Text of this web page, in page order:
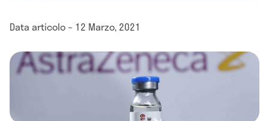
Data articolo – 12 Marzo, 2021